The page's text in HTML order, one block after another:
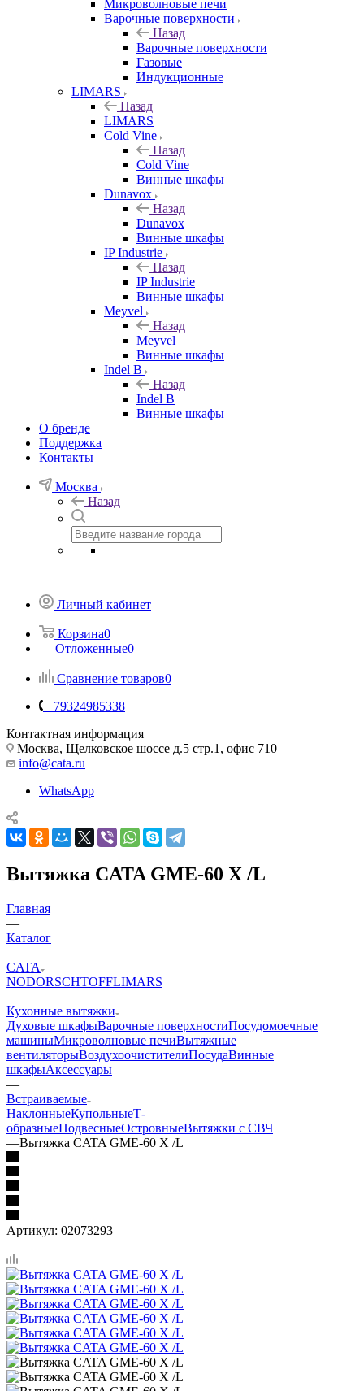
Микроволновые печи
Варочные поверхности
Назад
Варочные поверхности
Газовые
Индукционные
LIMARS
Назад
LIMARS
Cold Vine
Назад
Cold Vine
Винные шкафы
Dunavox
Назад
Dunavox
Винные шкафы
IP Industrie
Назад
IP Industrie
Винные шкафы
Meyvel
Назад
Meyvel
Винные шкафы
Indel B
Назад
Indel B
Винные шкафы
О бренде
Поддержка
Контакты
Москва
Назад
Личный кабинет
Корзина0
Отложенные0
Сравнение товаров0
+79324985338
Контактная информация
Москва, Щелковское шоссе д.5 стр.1, офис 710
info@cata.ru
WhatsApp
Вытяжка CATA GME-60 X /L
Главная
—
Каталог
—
CATA
NODORSCHTOFFLIMARS
—
Кухонные вытяжки
Духовые шкафыВарочные поверхностиПосудомоечные
машиныМикроволновые печиВытяжные
вентиляторыВоздухоочистителиПосудаВинные
шкафыАксессуары
—
Встраиваемые
НаклонныеКупольныеТ-
образныеПодвесныеОстровныеВытяжки с СВЧ
—Вытяжка CATA GME-60 X /L
Артикул: 02073293